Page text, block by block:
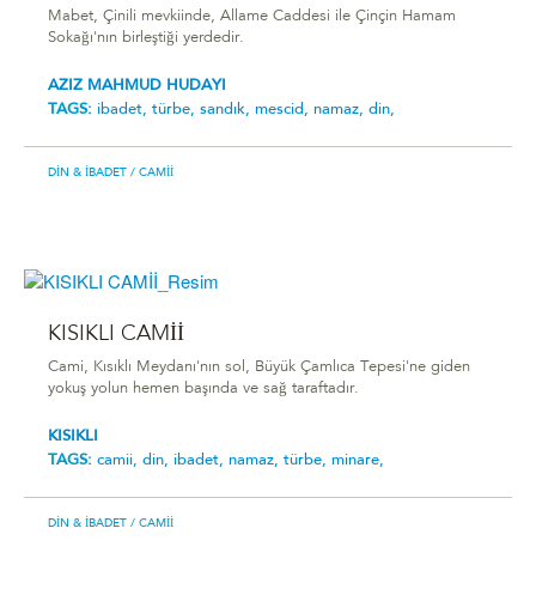
Mabet, Çinili mevkiinde, Allame Caddesi ile Çinçin Hamam
Sokağı'nın birleştiği yerdedir.
AZIZ MAHMUD HUDAYI
TAGS: ibadet, türbe, sandık, mescid, namaz, din,
DIN & İBADET / CAMII
KISIKLI CAMİİ
Cami, Kısıklı Meydanı'nın sol, Büyük Çamlıca Tepesi'ne giden
yokuş yolun hemen başında ve sağ taraftadır.
KISIKLI
TAGS: camii, din, ibadet, namaz, türbe, minare,
DIN & İBADET / CAMII